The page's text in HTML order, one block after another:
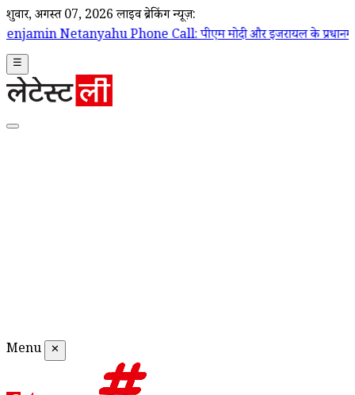
शुक्रवार, अगस्त 07, 2026 लाइव ब्रेकिंग न्यूज़:
Phone Call: पीएम मोदी और इजरायल के प्रधानमंत्री बेंजामिन नेतन्याहू के
☰
Menu ✕